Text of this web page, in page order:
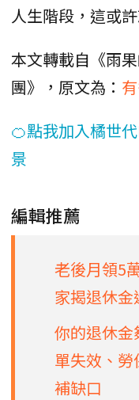
人生階段，這或
本文轉載自《雨
團》，原文為：
🍊點我加入橘世
景
編輯推薦
老後月領5
家揭退休
你的退休
單失效、
補缺口